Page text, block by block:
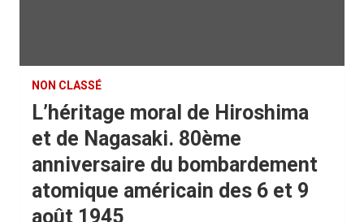
NON CLASSÉ
L’héritage moral de Hiroshima
et de Nagasaki. 80ème
anniversaire du bombardement
atomique américain des 6 et 9
août 1945